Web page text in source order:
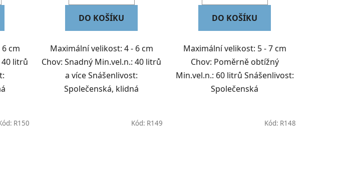
cm
40 litrů
DO KOŠÍKU
Maximální velikost: 4 - 6 cm
Chov: Snadný Min.vel.n.: 40 litrů
a více Snášenlivost:
Společenská, klidná
DO KOŠÍKU
Maximální velikost: 5 - 7 cm
Chov: Poměrně obtížný
Min.vel.n.: 60 litrů Snášenlivost:
Společenská
R150 Kód: R149 Kód: R148